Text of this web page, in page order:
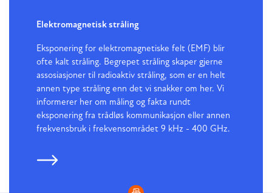
Elektromagnetisk stråling
Eksponering for elektromagnetiske felt (EMF) blir
ofte kalt stråling. Begrepet stråling skaper gjerne
assosiasjoner til radioaktiv stråling, som er en helt
annen type stråling enn det vi snakker om her. Vi
informerer her om måling og fakta rundt
eksponering fra trådløs kommunikasjon eller annen
frekvensbruk i frekvensområdet 9 kHz - 400 GHz.